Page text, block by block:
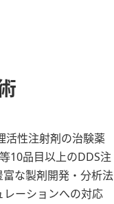
活性注射剤の治験薬
10品目以上のDDS注
な製剤開発・分析法
ーションへの対応